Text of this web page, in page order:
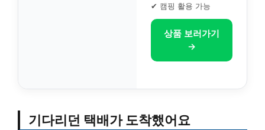
✔ 캠핑 활용 가능
상품 보러가기
→
기다리던 택배가 도착했어요